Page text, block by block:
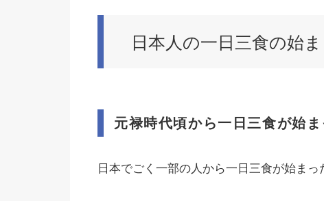
日本人の一日三食の始ま
元禄時代頃から一日三食が始ま
日本でごく一部の人から一日三食が始まっ